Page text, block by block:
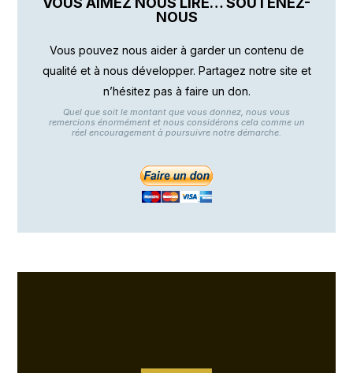
NOUS
Vous pouvez nous aider à garder un contenu de
qualité et à nous développer. Partagez notre site et
n’hésitez pas à faire un don.
Quel que soit le montant que vous donnez, nous vous
remercions énormément et nous considérons cela comme un
réel encouragement à poursuivre notre démarche.